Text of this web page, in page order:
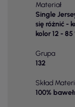
Materiał
Single
się różnić -
kolor 12 -
Grupa
132
Skład
100%